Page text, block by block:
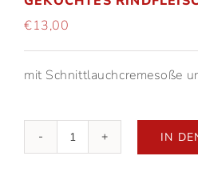
€13,00
mit Schnittlauchcremesoße
Gekochtes
IN